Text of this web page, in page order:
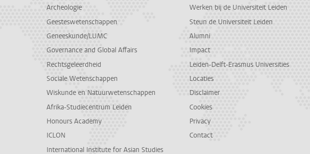
Archeologie
Geesteswetenschappen
Geneeskunde/LUMC
Governance and Global Affairs
Rechtsgeleerdheid
Sociale Wetenschappen
Wiskunde en Natuurwetenschappen
Afrika-Studiecentrum Leiden
Honours Academy
ICLON
International Institute for Asian Studies
Werken bij de Universiteit Leiden
Steun de Universiteit Leiden
Alumni
Impact
Leiden-Delft-Erasmus Universities
Locaties
Disclaimer
Cookies
Privacy
Contact